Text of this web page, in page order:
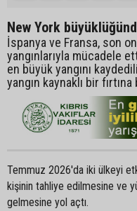
New York
İspanya ve Fransa, son on
yangınlarıyla mücadele
en büyük yangını
yangın kaynaklı bir
Temmuz 2026'da iki ülkeyi
kişinin tahliye edilmesine ve
gelmesine yol açtı.